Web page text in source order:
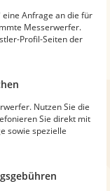
Anfrage an die für
Messerwerfer.
Profil-Seiten der
Nutzen Sie die
Sie direkt mit
sowie spezielle